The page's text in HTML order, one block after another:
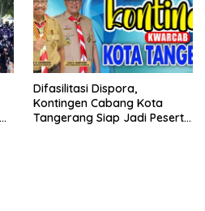
Difasilitasi Dispora,
Kontingen Cabang Kota
Tangerang Siap Jadi Peserta